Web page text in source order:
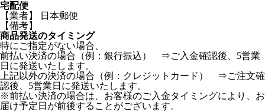
宅配便
【業者】 日本郵便
【備考】
商品発送のタイミング
特にご指定がない場合、
前払い決済の場合（例：銀行振込） ⇒ご入金確認後、5営業
日に発送いたします。
上記以外の決済の場合（例：クレジットカード） ⇒ご注文確
認後、5営業日に発送いたします。
※前払い決済の場合は、お客様のご入金タイミングにより、お
届け予定日が前後することがございます。